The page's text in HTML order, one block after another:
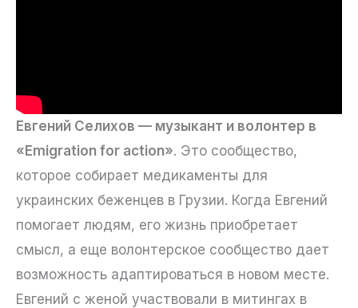
Евгений Селихов — музыкант и волонтер в
«Emigration for action». Это сообщество,
которое собирает медикаменты для
украинских беженцев в Грузии. Когда Евгений
помогает людям, его жизнь приобретает
смысл, а еще волонтерское сообщество дает
возможность адаптироваться в новом месте.
Евгений с женой участвовали в митингах в